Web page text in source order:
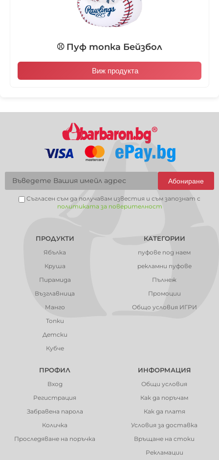
⚾ Пуф топка Бейзбол
Виж продукта
Абониране
Съгласен съм да получавам известия и съм запознат с
политиката за поверителност
ПРОДУКТИ
Ябълка
Круша
Пирамида
Възглавница
Манго
Топки
Детски
Кубче
КАТЕГОРИИ
пуфове под наем
рекламни пуфове
Пълнеж
Промоции
Общо условия ИГРИ
ПРОФИЛ
Вход
Регистрация
Забравена парола
Количка
Проследяване на поръчка
ИНФОРМАЦИЯ
Общи условия
Как да поръчам
Как да платя
Условия за доставка
Връщане на стоки
Рекламации